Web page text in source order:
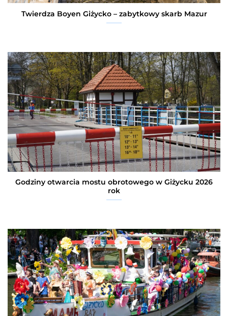
Twierdza Boyen Giżycko – zabytkowy skarb Mazur
Godziny otwarcia mostu obrotowego w Giżycku 2026
rok